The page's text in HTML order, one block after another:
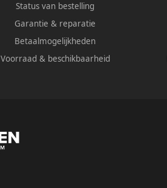
Status van bestelling
Garantie & reparatie
Betaalmogelijkheden
Voorraad & beschikbaarheid